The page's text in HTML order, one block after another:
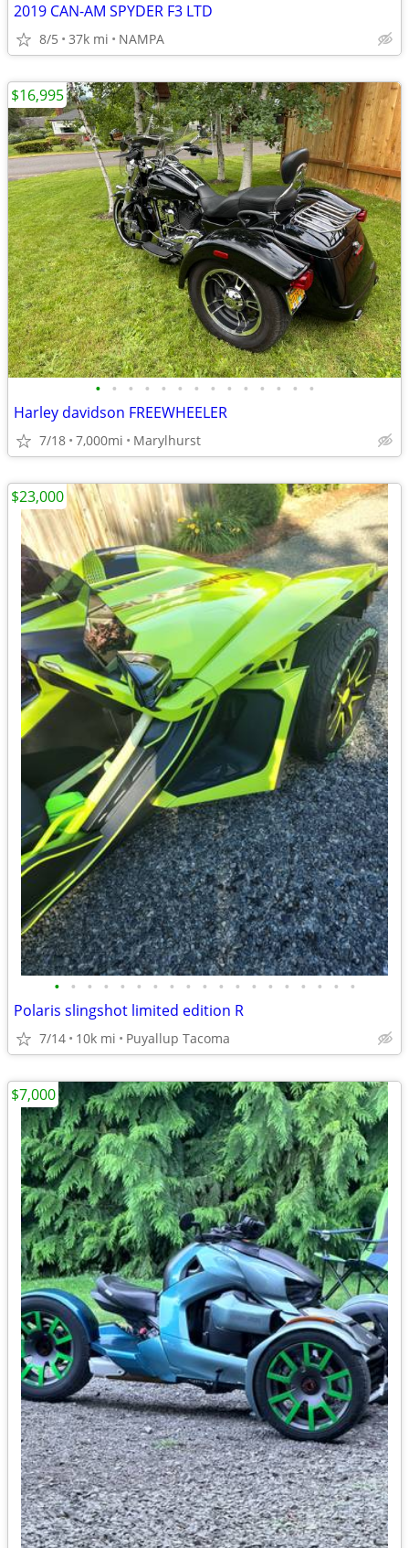
2019 CAN-AM SPYDER F3 LTD
8/5 37k mi NAMPA
• • • • • • • • • • • • • •
Harley davidson FREEWHEELER
7/18 7,000mi Marylhurst
$16,995
• • • • • • • • • • • • • • • • • • •
Polaris slingshot limited edition R
7/14 10k mi Puyallup Tacoma
$23,000
$7,000